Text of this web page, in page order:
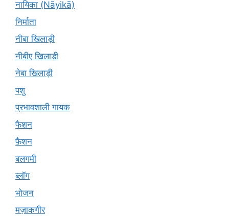
नायिका (Nāyikā)
निर्माता
नीबा खिलाड़ी
नीबीए खिलाड़ी
नेबा खिलाड़ी
पशु
प्रभावशाली गायक
फैशन
फ़ैशन
बलगमी
ब्लॉग
भोजन
मज़ाकगीर